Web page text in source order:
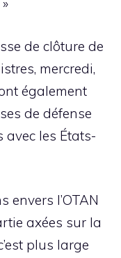
de clôture de
mercredi,
également
de défense
les États-
envers l’OTAN
axées sur la
plus large